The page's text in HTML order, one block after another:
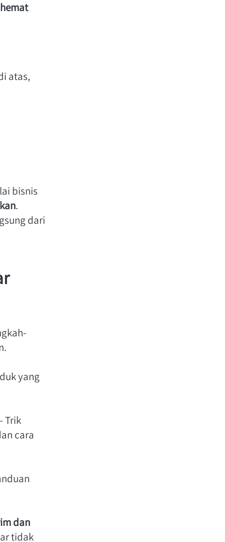
atas,
bisnis
.
yang
Trik
cara
dan
tidak